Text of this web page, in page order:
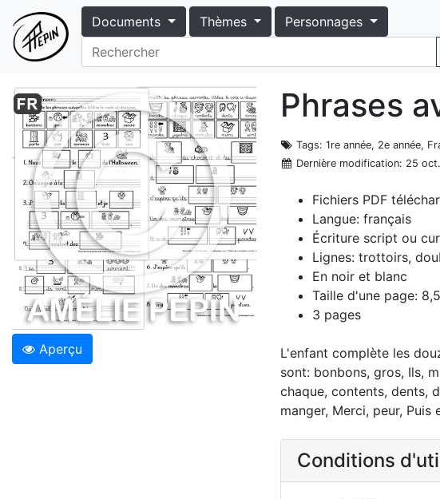
Documents Thèmes
Personnages
Aperçu
Phrases
Tags: 1re année, 2e année,
Dernière modification: 25
Fichiers PDF
Langue: français
Écriture script ou
Lignes: trottoirs,
En noir et blanc
Taille d'une page:
3 pages
L'enfant complète les
sont: bonbons, gros, Ils,
chaque, contents, dents,
manger, Merci, peur, Puis
Conditions